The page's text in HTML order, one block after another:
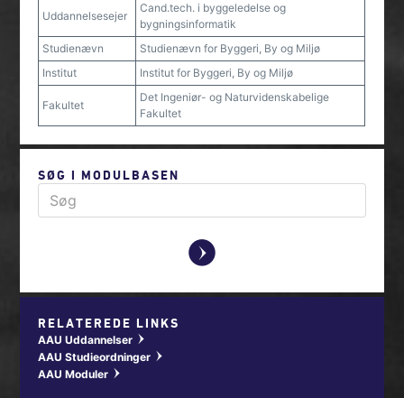
Uddannelsesejer
Cand.tech. i byggeledelse og
bygningsinformatik
Studienævn
Studienævn for Byggeri, By og Miljø
Institut
Institut for Byggeri, By og Miljø
Fakultet
Det Ingeniør- og Naturvidenskabelige
Fakultet
SØG I MODULBASEN
y
RELATEREDE LINKS
AAU Uddannelser w
AAU Studieordninger w
AAU Moduler w